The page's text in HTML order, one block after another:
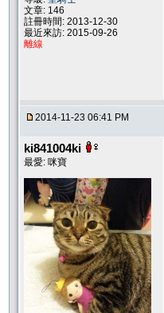
文章: 146
註冊時間: 2013-12-30
最近來訪: 2015-09-26
離線
2014-11-23 06:41 PM
ki841004ki
最愛: 咪寶